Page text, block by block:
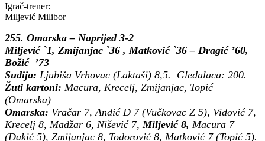
Igrač-trener:
Miljević Milibor
255. Omarska – Naprijed 3-2
Miljević `1, Zmijanjac `36 , Matković `36 – Dragić ’60,
Božić ’73
Sudija: Ljubiša Vrhovac (Laktaši) 8,5. Gledalaca: 200.
Žuti kartoni: Macura, Krecelj, Zmijanjac, Topić
(Omarska)
Omarska: Vračar 7, Anđić D 7 (Vučkovac Z 5), Vidović 7,
Krecelj 8, Madžar 6, Nišević 7, Miljević 8, Macura 7
(Dakić 5), Zmijanjac 8, Todorović 8, Matković 7 (Topić 5).